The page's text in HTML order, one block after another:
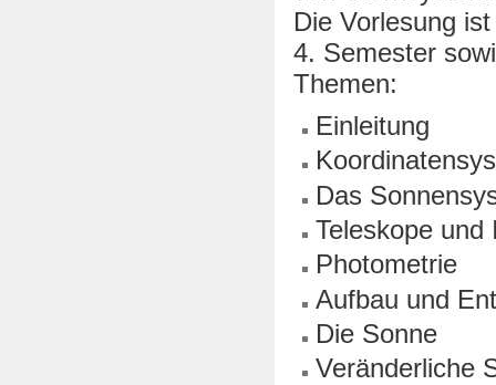
Die Vorlesung
4. Semester
Themen:
Einleitung
Das
Teleskope und
Photometrie
Aufbau und
Die Sonne
Veränderliche